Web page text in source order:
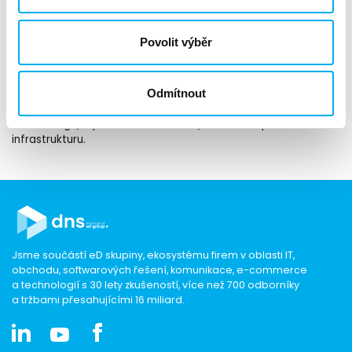
Povolit výběr
Odmítnout
Našim partnerům umíme distribuovat téměř vše ze
současného portfolia HPE a kromě toho nabízíme kompletní
podporu. Ať už se jedná o servery (např. ProLiant, Synergy,
SimpliVity), storage (např. Alletra, MSA, Primera), datecenter
networking (např. FlexFabric, Arista), software, příslušenství a
infrastrukturu.
Jsme součástí eD skupiny, ekosystému firem v oblasti IT,
obchodu, softwarových řešení, komunikace, e-commerce
a technologií s 30 lety zkušeností, více než 700 odborníky
a tržbami přesahujícími 16 miliard.